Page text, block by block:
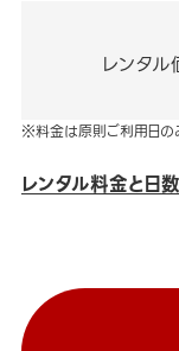
レンタル
※料金は原則ご利用日の
レンタル料金と日